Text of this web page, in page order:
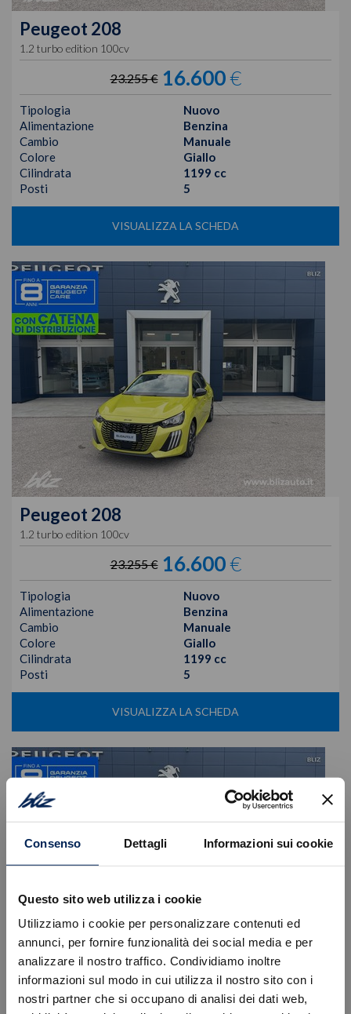
Consenso Dettagli Informazioni sui cookie
Questo sito web utilizza i cookie
Utilizziamo i cookie per personalizzare contenuti ed
annunci, per fornire funzionalità dei social media e per
analizzare il nostro traffico. Condividiamo inoltre
informazioni sul modo in cui utilizza il nostro sito con i
nostri partner che si occupano di analisi dei dati web,
Peugeot 208
1.2 turbo edition 100cv
23.255 € 16.600€
Tipologia
Nuovo
Alimentazione
Benzina
Cambio
Manuale
Colore
Giallo
Cilindrata
1199 cc
Posti
5
VISUALIZZA LA SCHEDA
Peugeot 208
1.2 turbo edition 100cv
23.255 € 16.600€
Tipologia
Nuovo
Alimentazione
Benzina
Cambio
Manuale
Colore
Giallo
Cilindrata
1199 cc
Posti
5
VISUALIZZA LA SCHEDA
Peugeot208